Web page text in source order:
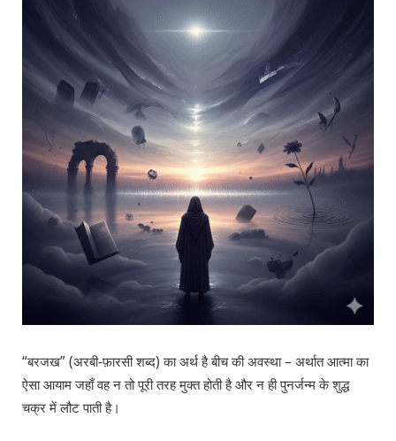
“बरजख” (अरबी-फ़ारसी शब्द) का अर्थ है बीच की अवस्था – अर्थात आत्मा का
ऐसा आयाम जहाँ वह न तो पूरी तरह मुक्त होती है और न ही पुनर्जन्म के शुद्ध
चक्र में लौट पाती है।